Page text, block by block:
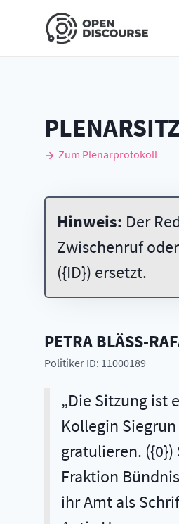
Zum Plenarprotokoll
Hinweis: Der
Zwischenruf
({ID}) ersetzt.
PETRABLÄSS-
Politiker ID: 11000189
Die Sitzung ist
Kollegin
gratulieren.
Fraktion
ihr Amt als